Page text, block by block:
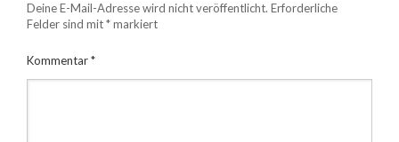
Deine E-Mail-Adresse wird nicht veröffentlicht. Erforderliche
Felder sind mit*markiert
Kommentar*